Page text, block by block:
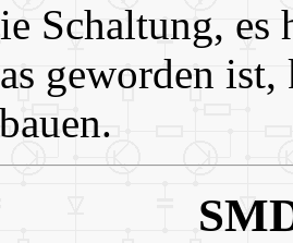
Schaltung, es
geworden